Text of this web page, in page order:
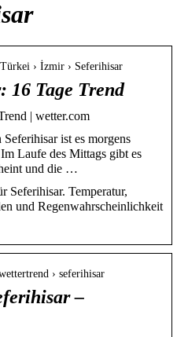
› İzmir › Seferihisar
16 Tage Trend
| wetter.com
ist es morgens
Laufe des Mittags gibt es
und die …
Seferihisar. Temperatur,
und Regenwahrscheinlichkeit
› seferihisar
–